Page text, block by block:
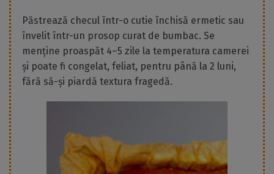
Păstrează checul într-o cutie închisă ermetic sau
învelit într-un prosop curat de bumbac. Se
menține proaspăt 4–5 zile la temperatura camerei
și poate fi congelat, feliat, pentru până la 2 luni,
fără să-și piardă textura fragedă.